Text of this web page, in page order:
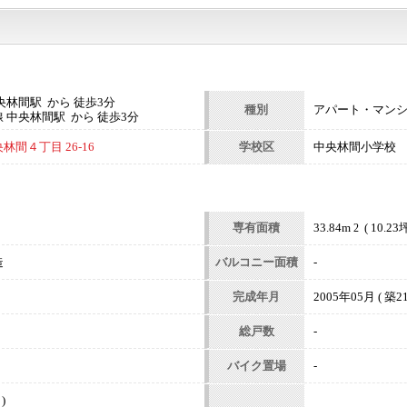
林間駅 から 徒歩3分
中央林間駅 から 徒歩3分
種別 アパート・マン
間４丁目 26-16 学校区 中央林間小学校
専有面積 33.84m 2( 10.23
バルコニー面積 -
完成年月 2005年05月 ( 築
総戸数 -
バイク置場 -